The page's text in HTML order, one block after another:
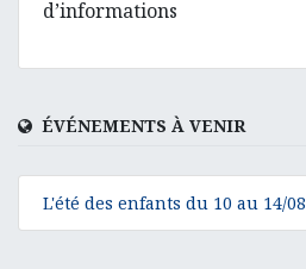
d’informations
ÉVÉNEMENTS À VENIR
L'été des enfants du 10 au 14/08